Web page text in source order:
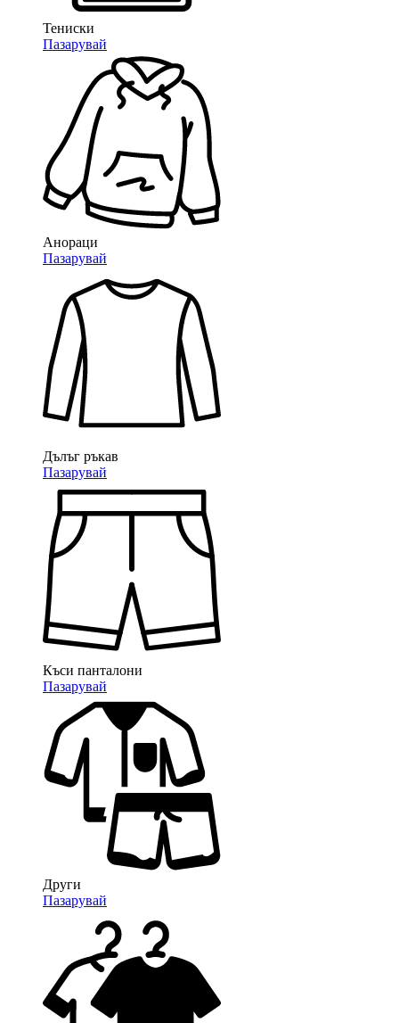
Тениски
Пазарувай
Анораци
Пазарувай
Дълъг ръкав
Пазарувай
Къси панталони
Пазарувай
Други
Пазарувай